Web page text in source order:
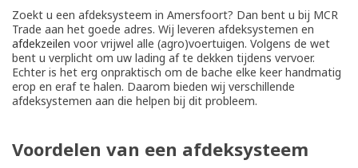
Zoekt u een afdeksysteem in Amersfoort? Dan bent u bij MCR
Trade aan het goede adres. Wij leveren afdeksystemen en
afdekzeilen voor vrijwel alle (agro)voertuigen. Volgens de wet
bent u verplicht om uw lading af te dekken tijdens vervoer.
Echter is het erg onpraktisch om de bache elke keer handmatig
erop en eraf te halen. Daarom bieden wij verschillende
afdeksystemen aan die helpen bij dit probleem.
Voordelen van een afdeksysteem